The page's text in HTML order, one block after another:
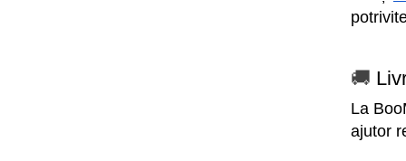
🚚
La
ajutor